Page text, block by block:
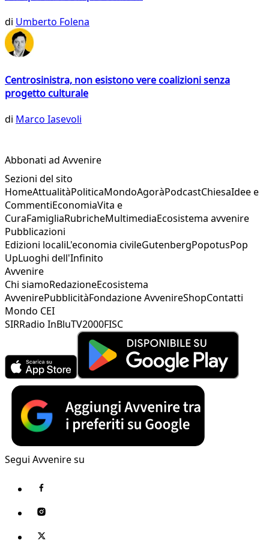
di Umberto Folena
Centrosinistra, non esistono vere coalizioni senza
progetto culturale
di Marco Iasevoli
Abbonati ad Avvenire
Sezioni del sito
HomeAttualitàPoliticaMondoAgoràPodcastChiesaIdee e
CommentiEconomiaVita e
CuraFamigliaRubricheMultimediaEcosistema avvenire
Pubblicazioni
Edizioni localiL'economia civileGutenbergPopotusPop
UpLuoghi dell'Infinito
Avvenire
Chi siamoRedazioneEcosistema
AvvenirePubblicitàFondazione AvvenireShopContatti
Mondo CEI
SIRRadio InBluTV2000FISC
Segui Avvenire su